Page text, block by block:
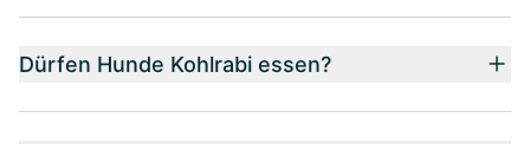
Dürfen Hunde Kohlrabi essen?